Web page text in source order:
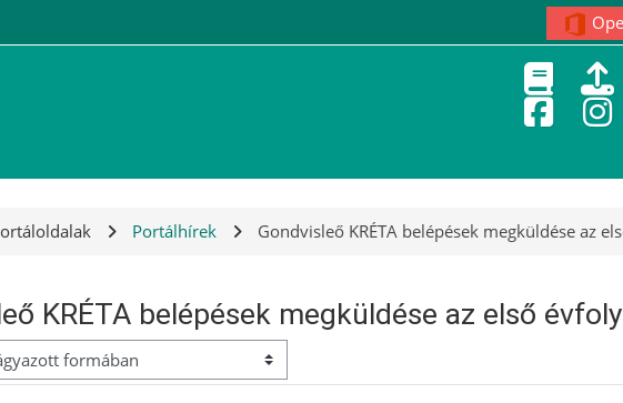
Portálhírek Gondvisleő KRÉTA belépések megküldése az
KRÉTA belépések megküldése az első